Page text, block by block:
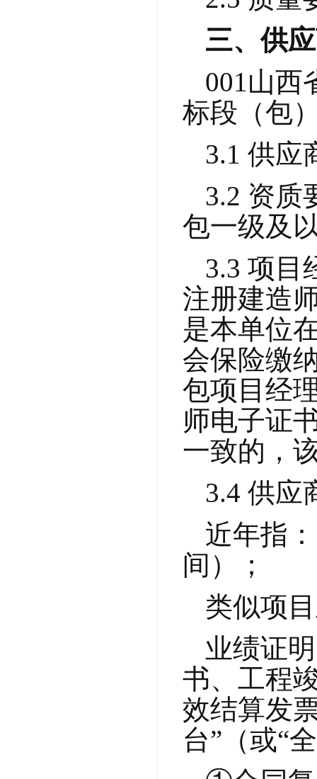
三、供
001山西
标段（包
3.1 供应
3.2 资质
包一级及
3.3 项目
注册建造
是本单位
会保险缴
包项目经
师电子证
一致的，
3.4 供应
近年指
间）；
类似项
业绩证
书、工程
效结算发
台”（或“